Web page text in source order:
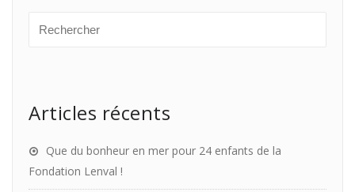
Articles récents
Que du bonheur en mer pour 24 enfants de la
Fondation Lenval !